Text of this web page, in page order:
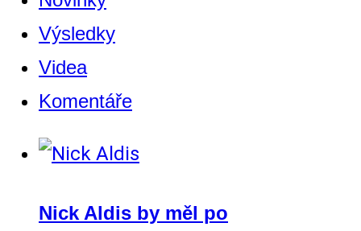
Výsledky
Videa
Komentáře
Nick Aldis by měl po